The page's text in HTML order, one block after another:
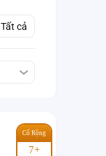
Tất cả
Cổ Rộng
7+